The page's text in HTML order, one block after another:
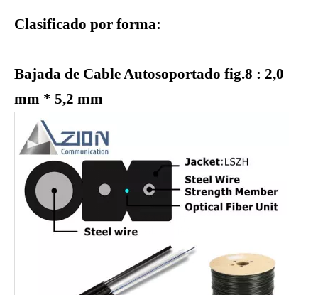
Clasificado por forma:
Bajada de Cable Autosoportado fig.8 : 2,0
mm * 5,2 mm